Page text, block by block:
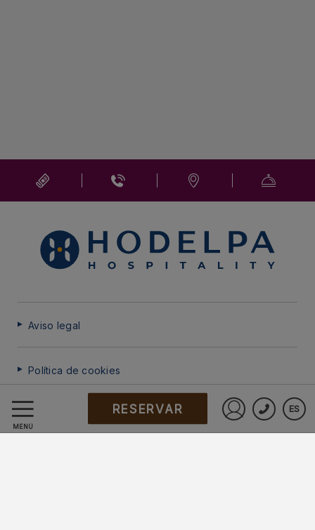
MENÚ
ES
RESERVAR
Aviso legal
Política de cookies
Preguntas frecuentes